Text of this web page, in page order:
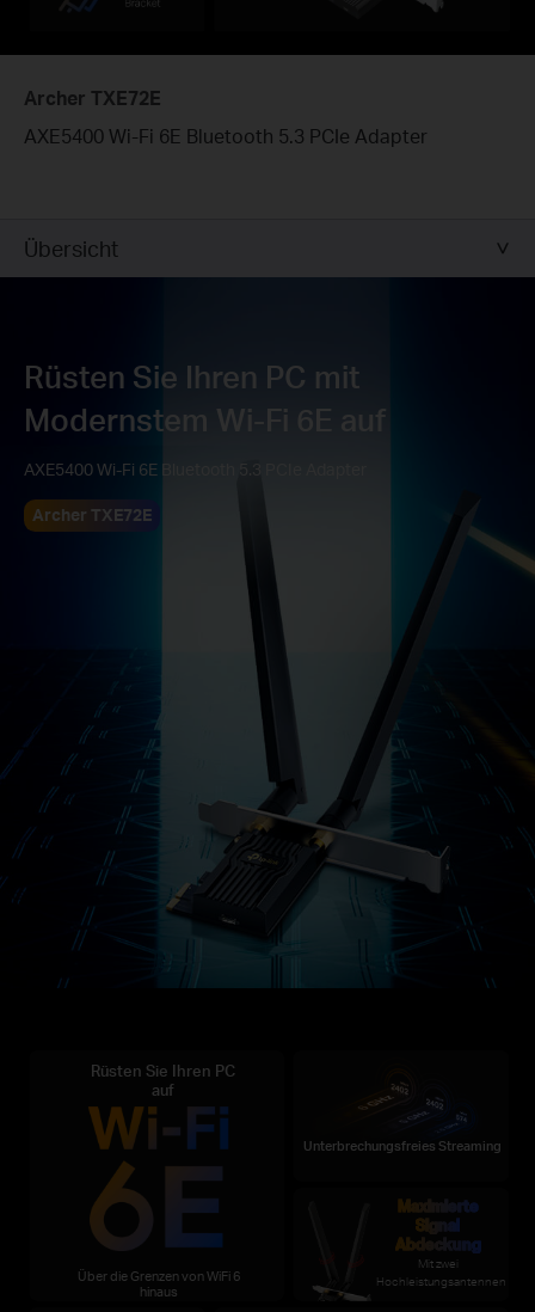
Archer TXE72E
AXE5400 Wi-Fi 6E Bluetooth 5.3 PCIe Adapter
Übersicht
Rüsten Sie Ihren PC mit
Modernstem Wi-Fi 6E auf
AXE5400 Wi-Fi 6E Bluetooth 5.3 PCIe Adapter
Archer TXE72E
Maximierte
Signal
Abdeckung
Mit zwei
Hochleistungsantennen
Unterbrechungsfreies Streaming
Rüsten Sie Ihren PC
auf
Über die Grenzen von WiFi 6
hinaus